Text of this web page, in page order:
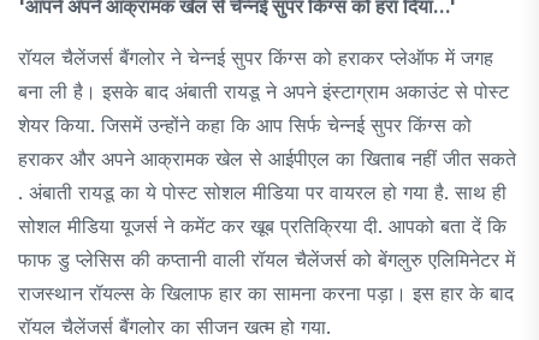
'आपने अपने आक्रामक खेल से चेन्नई सुपर किंग्स को हरा दिया...'
रॉयल चैलेंजर्स बैंगलोर ने चेन्नई सुपर किंग्स को हराकर प्लेऑफ में जगह
बना ली है। इसके बाद अंबाती रायडू ने अपने इंस्टाग्राम अकाउंट से पोस्ट
शेयर किया. जिसमें उन्होंने कहा कि आप सिर्फ चेन्नई सुपर किंग्स को
हराकर और अपने आक्रामक खेल से आईपीएल का खिताब नहीं जीत सकते
. अंबाती रायडू का ये पोस्ट सोशल मीडिया पर वायरल हो गया है. साथ ही
सोशल मीडिया यूजर्स ने कमेंट कर खूब प्रतिक्रिया दी. आपको बता दें कि
फाफ डु प्लेसिस की कप्तानी वाली रॉयल चैलेंजर्स को बेंगलुरु एलिमिनेटर में
राजस्थान रॉयल्स के खिलाफ हार का सामना करना पड़ा। इस हार के बाद
रॉयल चैलेंजर्स बैंगलोर का सीजन खत्म हो गया.